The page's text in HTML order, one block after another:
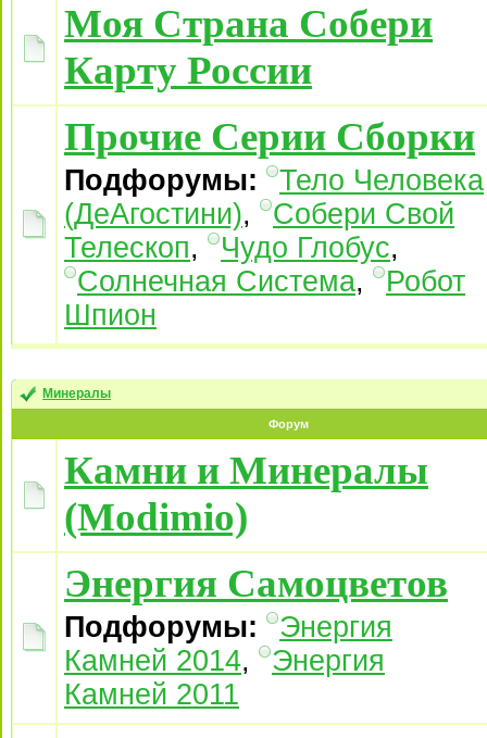
Моя Страна Собери
Карту России
Прочие Серии Сборки
Подфорумы:
Тело Человека
(ДеАгостини),
Собери Свой
Телескоп, Чудо Глобус,
Солнечная Система,
Робот
Шпион
Минералы
Форум
Камни и Минералы
(Modimio)
Энергия Самоцветов
Подфорумы:
Энергия
Камней 2014,
Энергия
Камней 2011